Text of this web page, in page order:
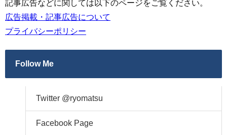
記事広告などに関しては以下のページをご覧ください。
広告掲載・記事広告について
プライバシーポリシー
Follow Me
Twitter @ryomatsu
Facebook Page